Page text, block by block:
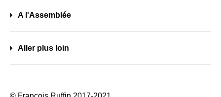
A l'Assemblée
Aller plus loin